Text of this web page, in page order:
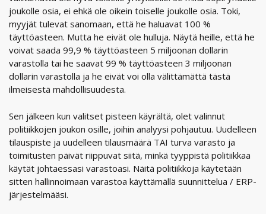
joukolle osia, ei ehkä ole oikein toiselle joukolle osia. Toki,
myyjät tulevat sanomaan, että he haluavat 100 %
täyttöasteen. Mutta he eivät ole hulluja. Näytä heille, että he
voivat saada 99,9 % täyttöasteen 5 miljoonan dollarin
varastolla tai he saavat 99 % täyttöasteen 3 miljoonan
dollarin varastolla ja he eivät voi olla välittämättä tästä
ilmeisestä mahdollisuudesta.
Sen jälkeen kun valitset pisteen käyrältä, olet valinnut
politiikkojen joukon osille, joihin analyysi pohjautuu. Uudelleen
tilauspiste ja uudelleen tilausmäärä TAI turva varasto ja
toimitusten päivät riippuvat siitä, minkä tyyppistä politiikkaa
käytät johtaessasi varastoasi. Näitä politiikkoja käytetään
sitten hallinnoimaan varastoa käyttämällä suunnittelua / ERP-
järjestelmääsi.